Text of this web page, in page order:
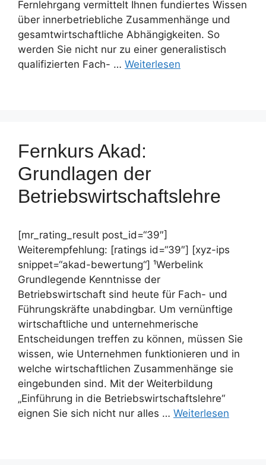
Fernlehrgang vermittelt Ihnen fundiertes Wissen
über innerbetriebliche Zusammenhänge und
gesamtwirtschaftliche Abhängigkeiten. So
werden Sie nicht nur zu einer generalistisch
qualifizierten Fach- … Weiterlesen
Fernkurs Akad:
Grundlagen der
Betriebswirtschaftslehre
[mr_rating_result post_id=“39″]
Weiterempfehlung: [ratings id=“39″] [xyz-ips
snippet=“akad-bewertung“] ¹Werbelink
Grundlegende Kenntnisse der
Betriebswirtschaft sind heute für Fach- und
Führungskräfte unabdingbar. Um vernünftige
wirtschaftliche und unternehmerische
Entscheidungen treffen zu können, müssen Sie
wissen, wie Unternehmen funktionieren und in
welche wirtschaftlichen Zusammenhänge sie
eingebunden sind. Mit der Weiterbildung
„Einführung in die Betriebswirtschaftslehre“
eignen Sie sich nicht nur alles … Weiterlesen